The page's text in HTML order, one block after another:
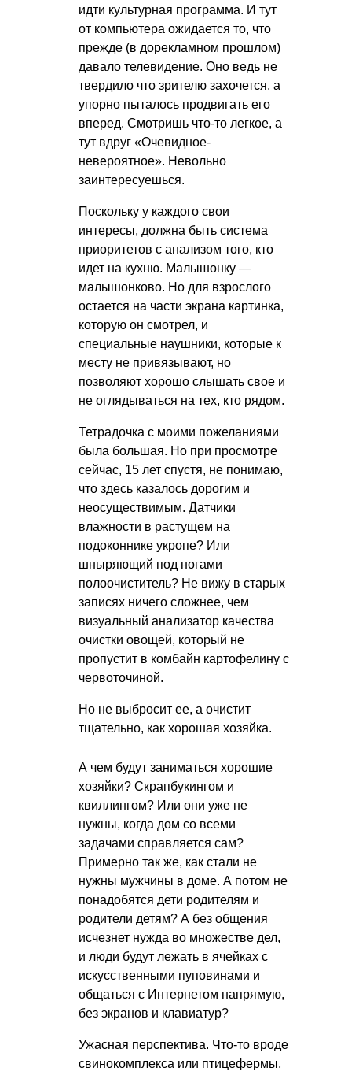
идти культурная программа. И тут
от компьютера ожидается то, что
прежде (в дорекламном прошлом)
давало телевидение. Оно ведь не
твердило что зрителю захочется, а
упорно пыталось продвигать его
вперед. Смотришь что-то легкое, а
тут вдруг «Очевидное-
невероятное». Невольно
заинтересуешься.
Поскольку у каждого свои
интересы, должна быть система
приоритетов с анализом того, кто
идет на кухню. Малышонку —
малышонково. Но для взрослого
остается на части экрана картинка,
которую он смотрел, и
специальные наушники, которые к
месту не привязывают, но
позволяют хорошо слышать свое и
не оглядываться на тех, кто рядом.
Тетрадочка с моими пожеланиями
была большая. Но при просмотре
сейчас, 15 лет спустя, не понимаю,
что здесь казалось дорогим и
неосуществимым. Датчики
влажности в растущем на
подоконнике укропе? Или
шныряющий под ногами
полоочиститель? Не вижу в старых
записях ничего сложнее, чем
визуальный анализатор качества
очистки овощей, который не
пропустит в комбайн картофелину с
червоточиной.
Но не выбросит ее, а очистит
тщательно, как хорошая хозяйка.
А чем будут заниматься хорошие
хозяйки? Скрапбукингом и
квиллингом? Или они уже не
нужны, когда дом со всеми
задачами справляется сам?
Примерно так же, как стали не
нужны мужчины в доме. А потом не
понадобятся дети родителям и
родители детям? А без общения
исчезнет нужда во множестве дел,
и люди будут лежать в ячейках с
искусственными пуповинами и
общаться с Интернетом напрямую,
без экранов и клавиатур?
Ужасная перспектива. Что-то вроде
свинокомплекса или птицефермы,